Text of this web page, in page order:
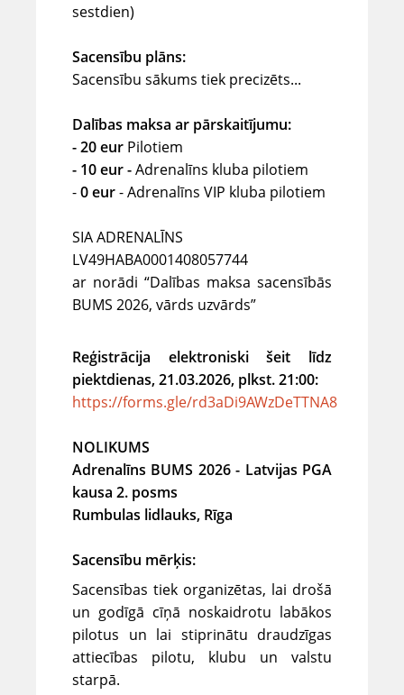
sestdien)
Sacensību plāns:
Sacensību sākums tiek precizēts...
Dalības maksa ar pārskaitījumu:
- 20 eur Pilotiem
- 10 eur -Adrenalīns kluba pilotiem
-0 eur- Adrenalīns VIP kluba pilotiem
SIA ADRENALĪNS
LV49HABA0001408057744
ar norādi “Dalības maksa sacensībās
BUMS 2026, vārds uzvārds”
Reģistrācija elektroniski šeit līdz
piektdienas, 21.03.2026, plkst. 21:00:
https://forms.gle/rd3aDi9AWzDeTTNA8
NOLIKUMS
Adrenalīns BUMS 2026 - Latvijas PGA
kausa 2. posms
Rumbulas lidlauks, Rīga
Sacensību mērķis:
Sacensības tiek organizētas, lai drošā
un godīgā cīņā noskaidrotu labākos
pilotus un lai stiprinātu draudzīgas
attiecības pilotu, klubu un valstu
starpā.